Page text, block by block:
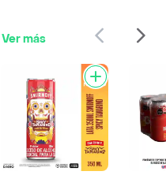
Ver más